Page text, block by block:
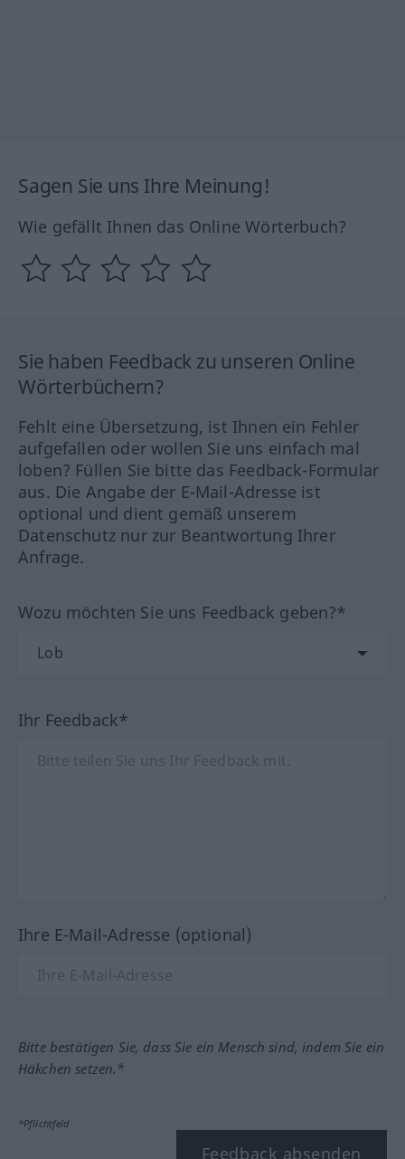
Sagen Sie uns Ihre Meinung!
Wie gefällt Ihnen das Online Wörterbuch?
Sie haben Feedback zu unseren Online
Wörterbüchern?
Fehlt eine Übersetzung, ist Ihnen ein Fehler
aufgefallen oder wollen Sie uns einfach mal
loben? Füllen Sie bitte das Feedback-Formular
aus. Die Angabe der E-Mail-Adresse ist
optional und dient gemäß unserem
Datenschutz nur zur Beantwortung Ihrer
Anfrage.
Wozu möchten Sie uns Feedback geben?*
Ihr Feedback*
Ihre E-Mail-Adresse (optional)
Bitte bestätigen Sie, dass Sie ein Mensch sind, indem Sie ein
Häkchen setzen.*
*Pflichtfeld
Feedback absenden